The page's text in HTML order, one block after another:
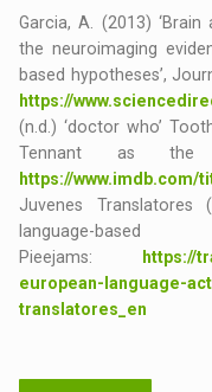
Garcia, A. (2013)
the neuroimaging
based hypotheses’,
https://
(n.d.) ‘doctor who’
Tennant as the
https://www.imdb.com/
Juvenes Translatores
language-
Pieejams:
https://
european-language-
translatores_en